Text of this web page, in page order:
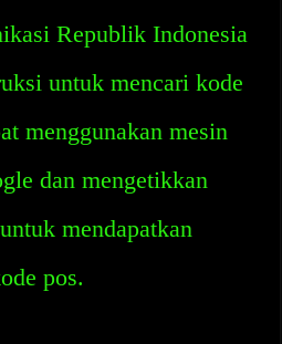
Republik Indonesia
untuk mencari kode
menggunakan mesin
dan mengetikkan
mendapatkan
pos.